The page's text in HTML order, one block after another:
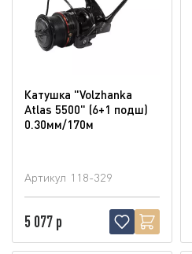
Катушка "Volzhanka
Atlas 5500" (6+1 подш)
0.30мм/170м
Артикул 118-329
5 077 р